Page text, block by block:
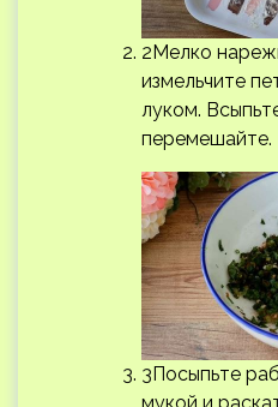
2Мелко
измельчите
луком.
перемешайте.
3Посыпьте